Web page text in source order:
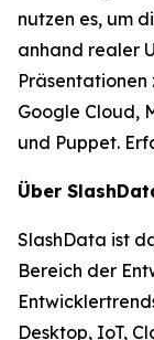
nutzen es, um
anhand realer
Präsentationen
Google Cloud,
und Puppet.
Über
SlashData ist
Bereich der
Desktop, IoT,